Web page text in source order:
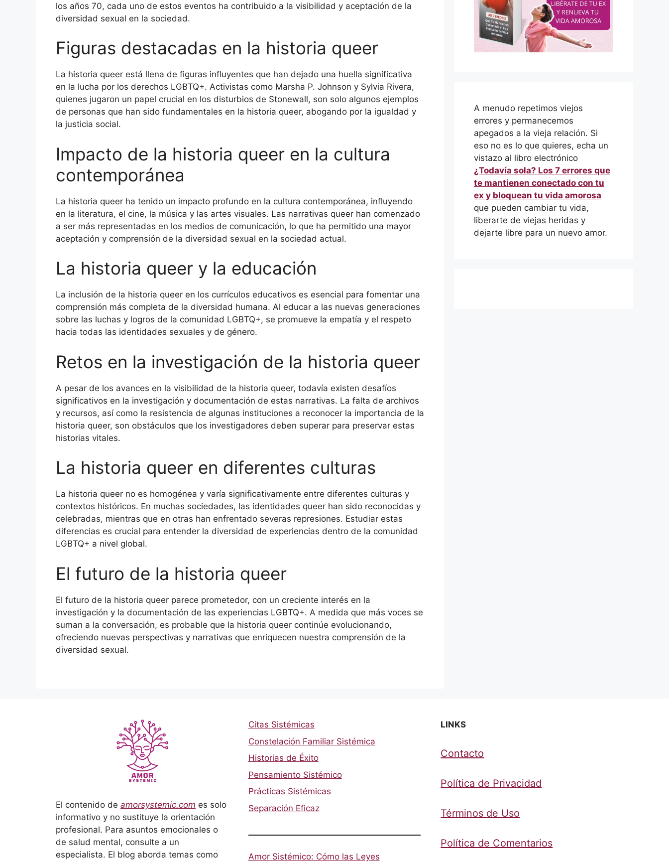
los años 70, cada uno de estos eventos ha contribuido a la visibilidad y aceptación de la
diversidad sexual en la sociedad.
Figuras destacadas en la historia queer
La historia queer está llena de figuras influyentes que han dejado una huella significativa
en la lucha por los derechos LGBTQ+. Activistas como Marsha P. Johnson y Sylvia Rivera,
quienes jugaron un papel crucial en los disturbios de Stonewall, son solo algunos ejemplos
de personas que han sido fundamentales en la historia queer, abogando por la igualdad y
la justicia social.
Impacto de la historia queer en la cultura
contemporánea
La historia queer ha tenido un impacto profundo en la cultura contemporánea, influyendo
en la literatura, el cine, la música y las artes visuales. Las narrativas queer han comenzado
a ser más representadas en los medios de comunicación, lo que ha permitido una mayor
aceptación y comprensión de la diversidad sexual en la sociedad actual.
La historia queer y la educación
La inclusión de la historia queer en los currículos educativos es esencial para fomentar una
comprensión más completa de la diversidad humana. Al educar a las nuevas generaciones
sobre las luchas y logros de la comunidad LGBTQ+, se promueve la empatía y el respeto
hacia todas las identidades sexuales y de género.
Retos en la investigación de la historia queer
A pesar de los avances en la visibilidad de la historia queer, todavía existen desafíos
significativos en la investigación y documentación de estas narrativas. La falta de archivos
y recursos, así como la resistencia de algunas instituciones a reconocer la importancia de la
historia queer, son obstáculos que los investigadores deben superar para preservar estas
historias vitales.
La historia queer en diferentes culturas
La historia queer no es homogénea y varía significativamente entre diferentes culturas y
contextos históricos. En muchas sociedades, las identidades queer han sido reconocidas y
celebradas, mientras que en otras han enfrentado severas represiones. Estudiar estas
diferencias es crucial para entender la diversidad de experiencias dentro de la comunidad
LGBTQ+ a nivel global.
El futuro de la historia queer
El futuro de la historia queer parece prometedor, con un creciente interés en la
investigación y la documentación de las experiencias LGBTQ+. A medida que más voces se
suman a la conversación, es probable que la historia queer continúe evolucionando,
ofreciendo nuevas perspectivas y narrativas que enriquecen nuestra comprensión de la
diversidad sexual.
A menudo repetimos viejos
errores y permanecemos
apegados a la vieja relación. Si
eso no es lo que quieres, echa un
vistazo al libro electrónico
¿Todavía sola? Los 7 errores que
te mantienen conectado con tu
ex y bloquean tu vida amorosa
que pueden cambiar tu vida,
liberarte de viejas heridas y
dejarte libre para un nuevo amor.
El contenido de amorsystemic.com es solo
informativo y no sustituye la orientación
profesional. Para asuntos emocionales o
de salud mental, consulte a un
especialista. El blog aborda temas como
Citas Sistémicas
Constelación Familiar Sistémica
Historias de Éxito
Pensamiento Sistémico
Prácticas Sistémicas
Separación Eficaz
Amor Sistémico: Cómo las Leyes
LINKS
Contacto
Política de Privacidad
Términos de Uso
Política de Comentarios